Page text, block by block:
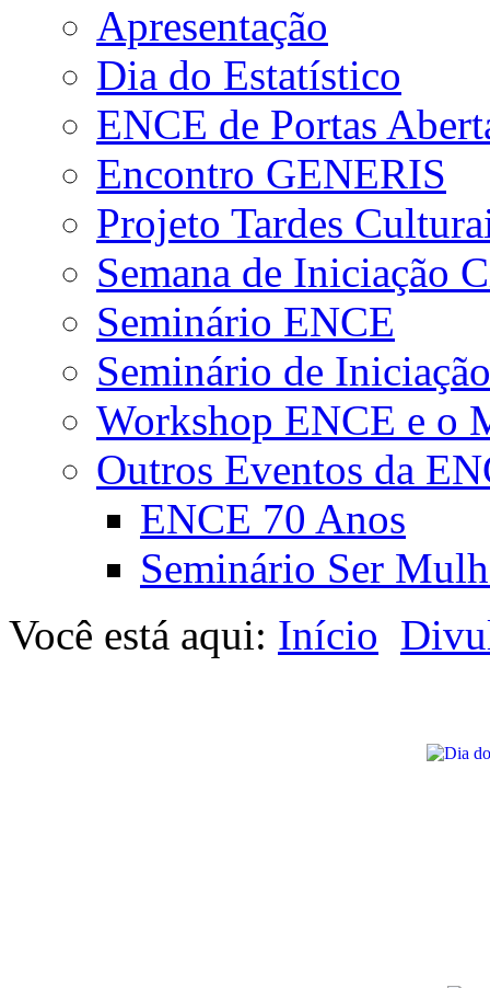
Apresentação
Dia do Estatístico
ENCE de Portas
Encontro GENERIS
Projeto Tardes
Semana de Iniciação
Seminário ENCE
Seminário de
Workshop ENCE e o
Outros Eventos da
ENCE 70 Anos
Seminário Ser
Você está aqui: Início